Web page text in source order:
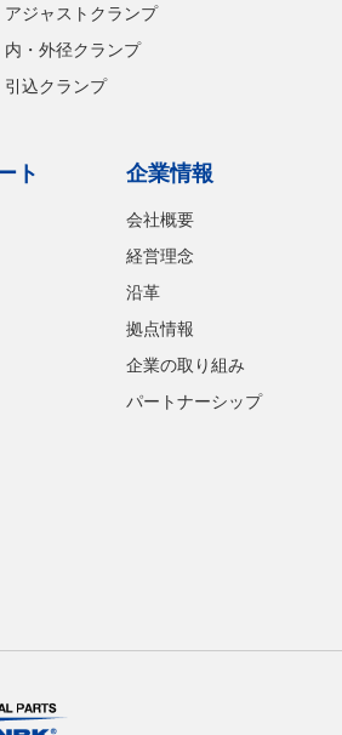
アジャストクランプ
内・外径クランプ
引込クランプ
ト 企業情報
会社概要
経営理念
沿革
拠点情報
企業の取り組み
パートナーシップ